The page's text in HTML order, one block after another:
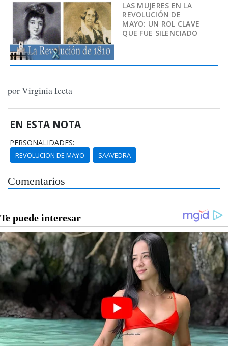
LAS MUJERES EN LA
REVOLUCIÓN DE
MAYO: UN ROL CLAVE
QUE FUE SILENCIADO
por Virginia Iceta
EN ESTA NOTA
PERSONALIDADES:
REVOLUCION DE MAYO SAAVEDRA
Comentarios